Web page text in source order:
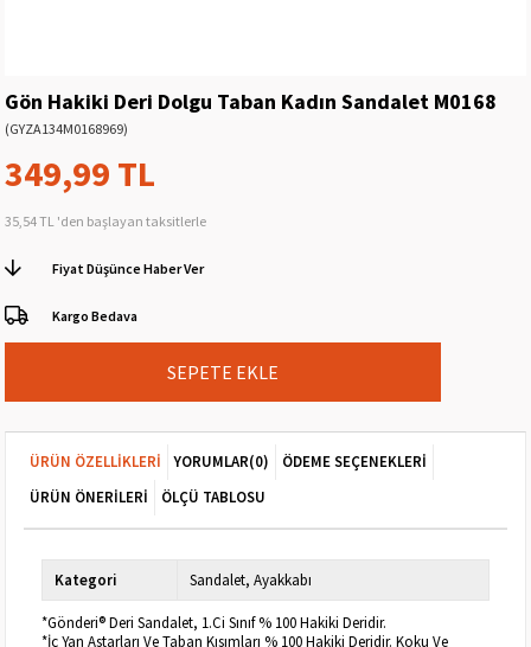
Gön Hakiki Deri Dolgu Taban Kadın Sandalet M0168
(GYZA134M0168969)
349,99 TL
35,54 TL 'den başlayan taksitlerle
Fiyat Düşünce Haber Ver
Kargo Bedava
ÜRÜN ÖZELLIKLERI YORUMLAR(0)
ÖDEME SEÇENEKLERI
ÜRÜN ÖNERILERI
ÖLÇÜ TABLOSU
Kategori Sandalet Ayakkabı
*Gönderi® Deri Sandalet, 1.Ci Sınıf % 100 Hakiki Deridir.
*İç Yan Astarları Ve Taban Kısımları % 100 Hakiki Deridir. Koku Ve